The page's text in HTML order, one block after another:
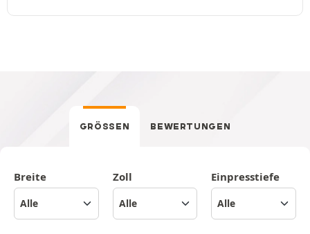
GRÖSSEN BEWERTUNGEN
Breite Zoll Einpresstiefe